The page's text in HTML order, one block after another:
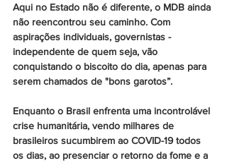
Aqui no Estado não é diferente, o MDB ainda
não reencontrou seu caminho. Com
aspirações individuais, governistas -
independente de quem seja, vão
conquistando o biscoito do dia, apenas para
serem chamados de "bons garotos”.
Enquanto o Brasil enfrenta uma incontrolável
crise humanitária, vendo milhares de
brasileiros sucumbirem ao COVID-19 todos
os dias, ao presenciar o retorno da fome e a